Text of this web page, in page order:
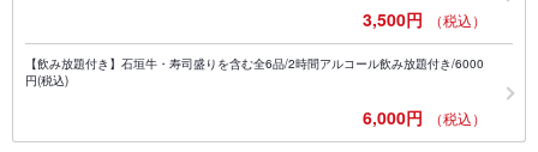
3,500円 （税込）
【飲み放題付き】石垣牛・寿司盛りを含む全6品/2時間アルコール飲み放題付き/6000
円(税込)
6,000円 （税込）